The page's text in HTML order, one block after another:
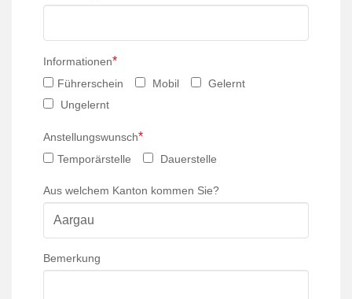
Informationen*
Führerschein Mobil
Gelernt
Ungelernt
Anstellungswunsch*
Temporärstelle Dauerstelle
Aus welchem Kanton kommen Sie?
Bemerkung